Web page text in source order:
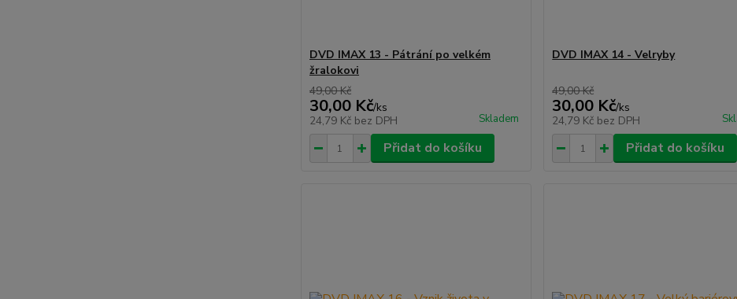
DVD IMAX 13 - Pátrání po velkém
žralokovi
49,00 Kč
30,00 Kč/ks
24,79 Kč bez DPH Skladem
Přidat do košíku
DVD IMAX 14 - Velryby
49,00 Kč
30,00 Kč/ks
24,79 Kč bez DPH
Přidat do košíku